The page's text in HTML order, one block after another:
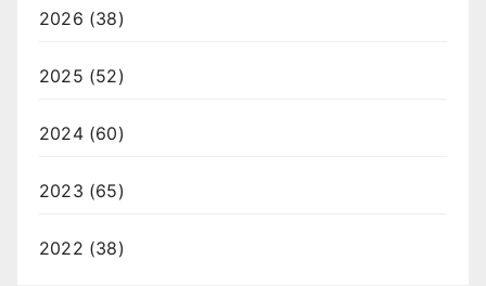
2026 (38)
2025 (52)
2024(60)
2023 (65)
2022 (38)